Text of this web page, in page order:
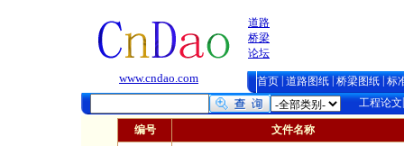
道路
桥梁
论坛
www.cndao.com 首页|道路图纸|桥梁图纸|标
工程论文
编号 文件名称